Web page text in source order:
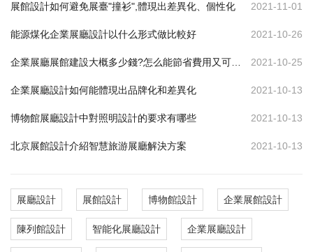
展館設計如何避免展臺"撞衫",體現出差異化、個性化 2021-11-01
能源煤化企業展廳設計以什么形式做比較好 2021-10-26
2021-10-25
企業展廳設計如何能體現出品牌化和差異化 2021-10-13
博物館展廳設計中對照明設計的要求有哪些 2021-10-13
北京展館設計介紹智慧旅游展廳解決方案 2021-10-13
展廳設計 展館設計 博物館設計 企業展館設計
陳列館設計 智能化展廳設計 企業展廳設計